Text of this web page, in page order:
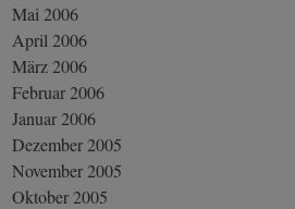
Mai 2006
April 2006
März 2006
Februar 2006
Januar 2006
Dezember 2005
November 2005
Oktober 2005